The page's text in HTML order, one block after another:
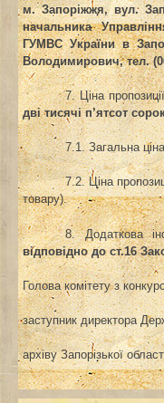
м. Запоріжжя, вул.
начальника
ГУМВС України в
Володимирович, тел.
7. Ціна
дві тисячі п’ятсот
7.1. Загальна
7.2. Ціна
товару).
8. Додаткова
відповідно до ст.16
Голова комітету з
заступник директора
архіву Запорізької